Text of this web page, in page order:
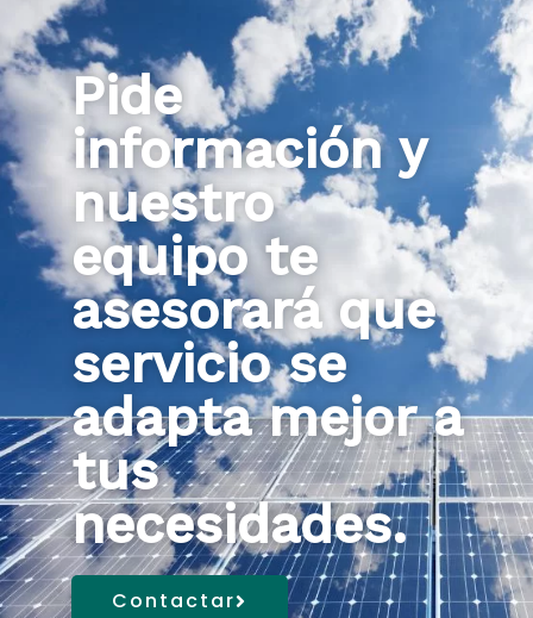
Pide
información y
nuestro
equipo te
asesorará que
servicio se
adapta mejor a
tus
necesidades.
Contactar